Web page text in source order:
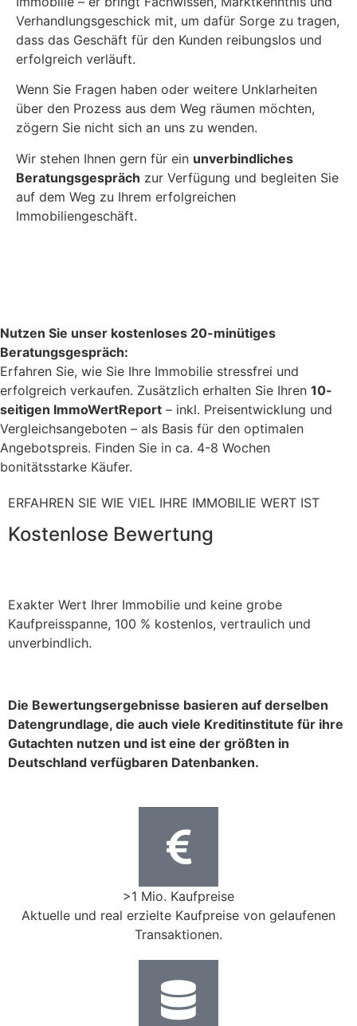
Verhandlungsgeschick mit, um dafür Sorge zu tragen,
dass das Geschäft für den Kunden reibungslos und
erfolgreich verläuft.
Wenn Sie Fragen haben oder weitere Unklarheiten
über den Prozess aus dem Weg räumen möchten,
zögern Sie nicht sich an uns zu wenden.
Wir stehen Ihnen gern für ein unverbindliches
Beratungsgespräch zur Verfügung und begleiten Sie
auf dem Weg zu Ihrem erfolgreichen
Immobiliengeschäft.
Nutzen Sie unser kostenloses 20-minütiges
Beratungsgespräch:
Erfahren Sie, wie Sie Ihre Immobilie stressfrei und
erfolgreich verkaufen. Zusätzlich erhalten Sie Ihren 10-
seitigen ImmoWertReport – inkl. Preisentwicklung und
Vergleichsangeboten – als Basis für den optimalen
Angebotspreis. Finden Sie in ca. 4-8 Wochen
bonitätsstarke Käufer.
ERFAHREN SIE WIE VIEL IHRE IMMOBILIE WERT IST
Kostenlose Bewertung
Exakter Wert Ihrer Immobilie und keine grobe
Kaufpreisspanne, 100 % kostenlos, vertraulich und
unverbindlich.
Die Bewertungsergebnisse basieren auf derselben
Datengrundlage, die auch viele Kreditinstitute für ihre
Gutachten nutzen und ist eine der größten in
Deutschland verfügbaren Datenbanken.
>1 Mio. Kaufpreise
Aktuelle und real erzielte Kaufpreise von gelaufenen
Transaktionen.